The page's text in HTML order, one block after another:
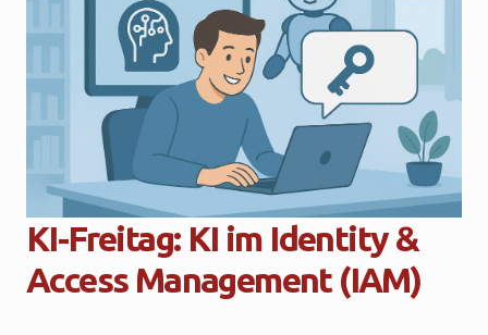
KI-Freitag: KI im Identity &
Access Management (IAM)